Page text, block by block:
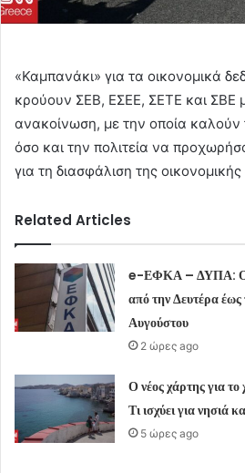
«Καμπανάκι» για τα οικονομικά
κρούουν ΣΕΒ, ΕΣΕΕ, ΣΕΤΕ και ΣΒΕ
ανακοίνωση, με την οποία καλούν
όσο και την πολιτεία να
για τη διασφάλιση της
Related Articles
e-ΕΦΚΑ – ΔΥΠΑ: Ο
από την Δευτέρα
Αυγούστου
2 ώρες ago
Ο νέος χάρτης για
Τι ισχύει για νησιά
5 ώρες ago